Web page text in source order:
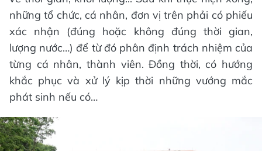
những tổ chức, cá nhân, đơn vị trên phải có phiếu
xác nhận (đúng hoặc không đúng thời gian,
lượng nước…) để từ đó phân định trách nhiệm của
từng cá nhân, thành viên. Đồng thời, có hướng
khắc phục và xử lý kịp thời những vướng mắc
phát sinh nếu có…